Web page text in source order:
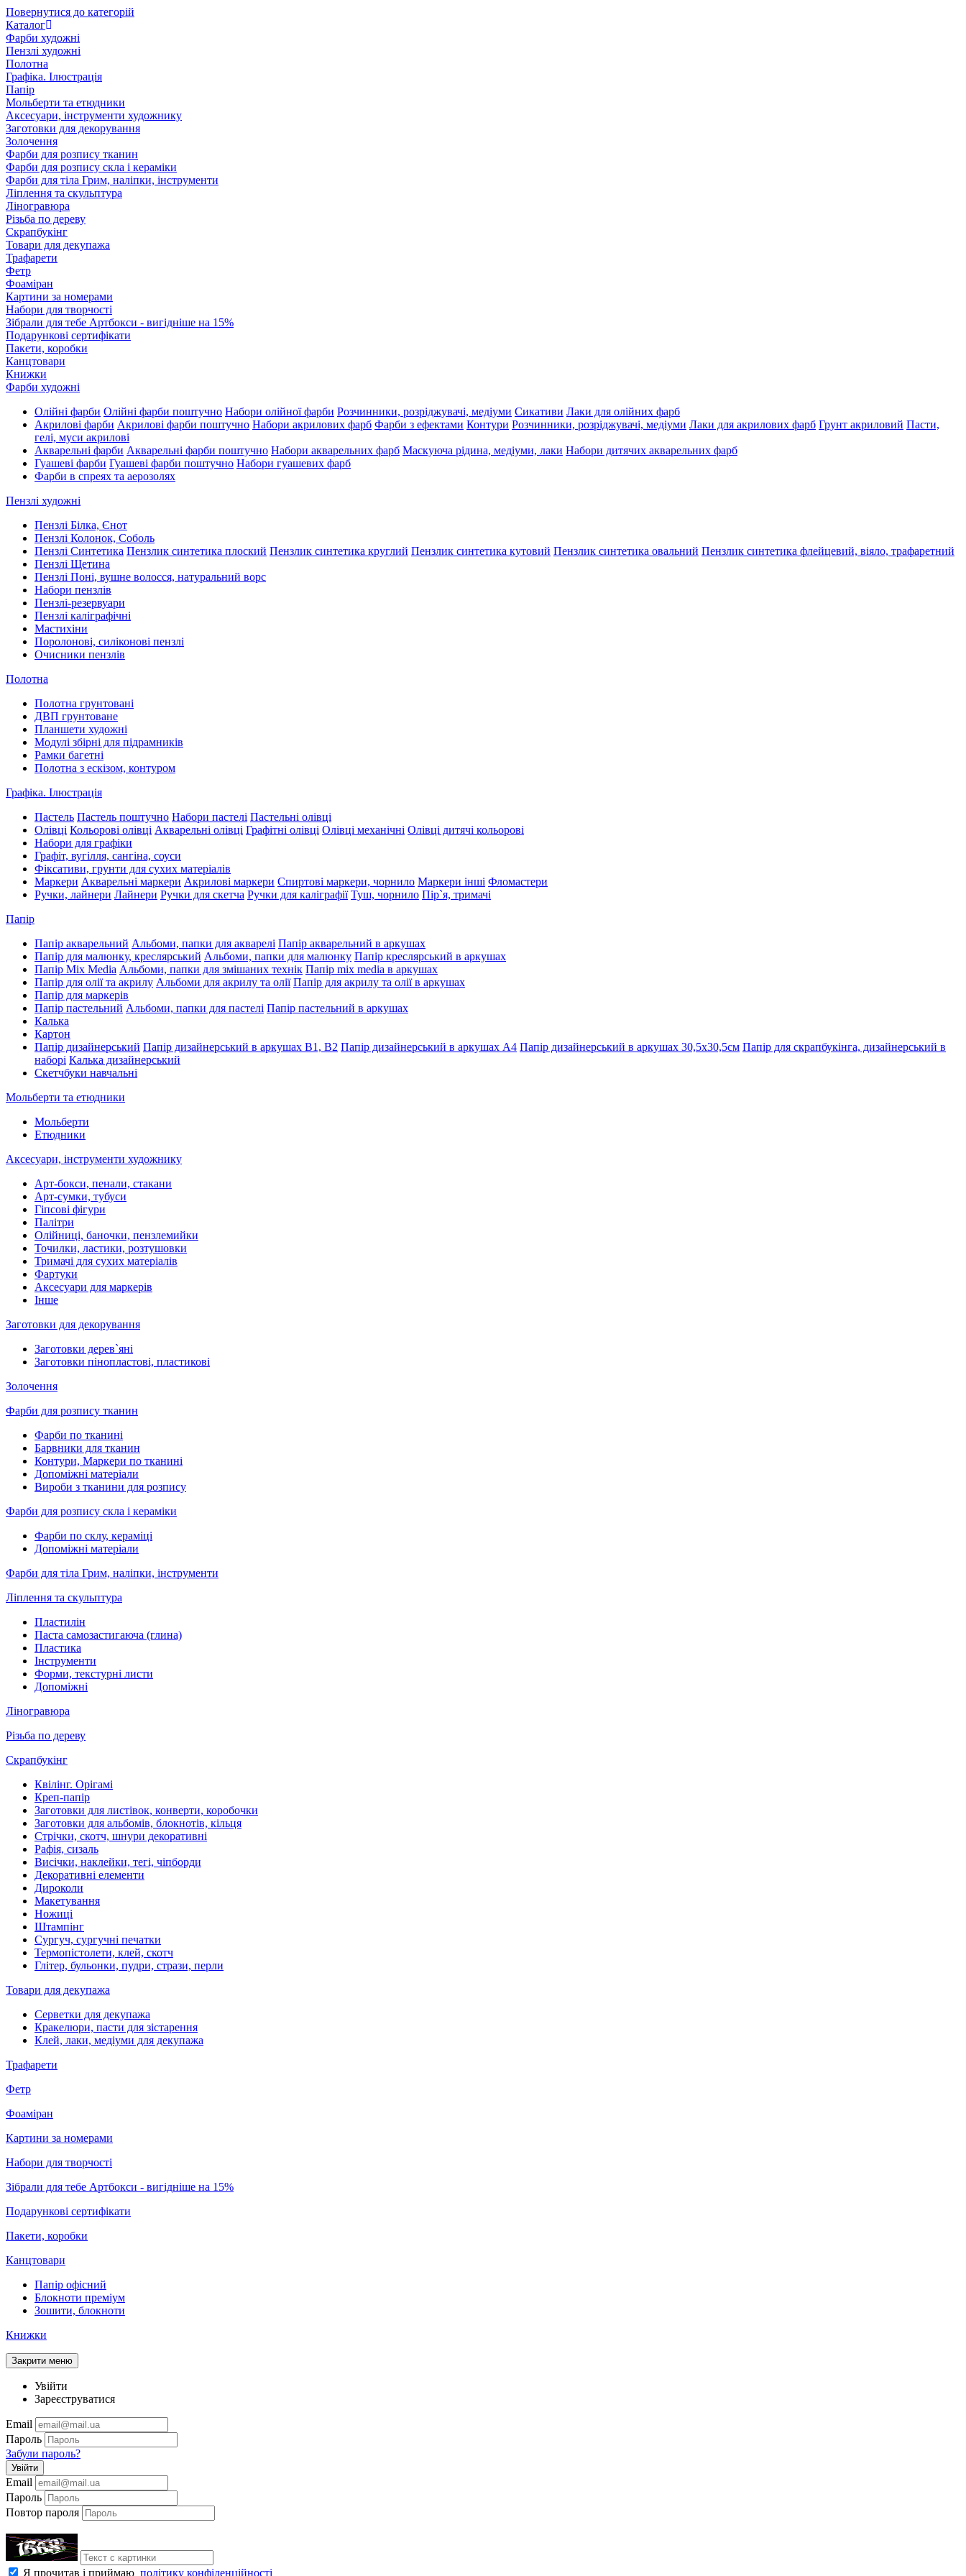
Повернутися до категорій
Каталог
Фарби художні
Пензлі художні
Полотна
Графіка. Ілюстрація
Папір
Мольберти та етюдники
Аксесуари, інструменти художнику
Заготовки для декорування
Золочення
Фарби для розпису тканин
Фарби для розпису скла і кераміки
Фарби для тіла Грим, наліпки, інструменти
Ліплення та скульптура
Ліногравюра
Різьба по дереву
Скрапбукінг
Товари для декупажа
Трафарети
Фетр
Фоаміран
Картини за номерами
Набори для творчості
Зібрали для тебе Артбокси - вигідніше на 15%
Подарункові сертифікати
Пакети, коробки
Канцтовари
Книжки
Фарби художні
Олійні фарби Олійні фарби поштучно Набори олійної фарби Розчинники, розріджувачі, медіуми Сикативи Лаки для олійних фарб
Акрилові фарби Акрилові фарби поштучно Набори акрилових фарб Фарби з ефектами Контури Розчинники, розріджувачі, медіуми Лаки для акрилових фарб Грунт акриловий Пасти,
гелі, муси акрилові
Акварельні фарби Акварельні фарби поштучно Набори акварельних фарб Маскуюча рідина, медіуми, лаки Набори дитячих акварельних фарб
Гуашеві фарби Гуашеві фарби поштучно Набори гуашевих фарб
Фарби в спреях та аерозолях
Пензлі художні
Пензлі Білка, Єнот
Пензлі Колонок, Соболь
Пензлі Синтетика Пензлик синтетика плоский Пензлик синтетика круглий Пензлик синтетика кутовий Пензлик синтетика овальний Пензлик синтетика флейцевий, віяло, трафаретний
Пензлі Щетина
Пензлі Поні, вушне волосся, натуральний ворс
Набори пензлів
Пензлі-резервуари
Пензлі каліграфічні
Мастихіни
Поролонові, силіконові пензлі
Очисники пензлів
Полотна
Полотна грунтовані
ДВП грунтоване
Планшети художні
Модулі збірні для підрамників
Рамки багетні
Полотна з ескізом, контуром
Графіка. Ілюстрація
Пастель Пастель поштучно Набори пастелі Пастельні олівці
Олівці Кольорові олівці Акварельні олівці Графітні олівці Олівці механічні Олівці дитячі кольорові
Набори для графіки
Графіт, вугілля, сангіна, соуси
Фіксативи, грунти для сухих матеріалів
Маркери Акварельні маркери Акрилові маркери Спиртові маркери, чорнило Маркери інші Фломастери
Ручки, лайнери Лайнери Ручки для скетча Ручки для каліграфії Туш, чорнило Пір`я, тримачі
Папір
Папір акварельний Альбоми, папки для акварелі Папір акварельний в аркушах
Папір для малюнку, креслярський Альбоми, папки для малюнку Папір креслярський в аркушах
Папір Mix Media Альбоми, папки для змішаних технік Папір mix media в аркушах
Папір для олії та акрилу Альбоми для акрилу та олії Папір для акрилу та олії в аркушах
Папір для маркерів
Папір пастельний Альбоми, папки для пастелі Папір пастельний в аркушах
Калька
Картон
Папір дизайнерський Папір дизайнерський в аркушах В1, В2 Папір дизайнерський в аркушах А4 Папір дизайнерський в аркушах 30,5х30,5см Папір для скрапбукінга, дизайнерський в
наборі Калька дизайнерський
Скетчбуки навчальні
Мольберти та етюдники
Мольберти
Етюдники
Аксесуари, інструменти художнику
Арт-бокси, пенали, стакани
Арт-сумки, тубуси
Гіпсові фігури
Палітри
Олійниці, баночки, пензлемийки
Точилки, ластики, розтушовки
Тримачі для сухих матеріалів
Фартуки
Аксесуари для маркерів
Інше
Заготовки для декорування
Заготовки дерев`яні
Заготовки пінопластові, пластикові
Золочення
Фарби для розпису тканин
Фарби по тканині
Барвники для тканин
Контури, Маркери по тканині
Допоміжні матеріали
Вироби з тканини для розпису
Фарби для розпису скла і кераміки
Фарби по склу, кераміці
Допоміжні матеріали
Фарби для тіла Грим, наліпки, інструменти
Ліплення та скульптура
Пластилін
Паста самозастигаюча (глина)
Пластика
Інструменти
Форми, текстурні листи
Допоміжні
Ліногравюра
Різьба по дереву
Скрапбукінг
Квілінг. Орігамі
Креп-папір
Заготовки для листівок, конверти, коробочки
Заготовки для альбомів, блокнотів, кільця
Стрічки, скотч, шнури декоративні
Рафія, сизаль
Висічки, наклейки, тегі, чіпборди
Декоративні елементи
Дироколи
Макетування
Ножиці
Штампінг
Сургуч, сургучні печатки
Термопістолети, клей, скотч
Глітер, бульонки, пудри, стрази, перли
Товари для декупажа
Серветки для декупажа
Кракелюри, пасти для зістарення
Клей, лаки, медіуми для декупажа
Трафарети
Фетр
Фоаміран
Картини за номерами
Набори для творчості
Зібрали для тебе Артбокси - вигідніше на 15%
Подарункові сертифікати
Пакети, коробки
Канцтовари
Папір офісний
Блокноти преміум
Зошити, блокноти
Книжки
Закрити меню
Увійти
Зареєструватися
Email
Пароль
Забули пароль?
Увійти
Email
Пароль
Повтор пароля
Я прочитав і приймаю політику конфіденційності